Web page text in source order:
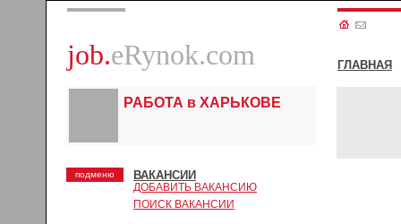
job.eRynok.com ГЛАВНАЯ
РАБОТА в ХАРЬКОВЕ
подменю ВАКАНСИИ
ДОБАВИТЬ ВАКАНСИЮ
ПОИСК ВАКАНСИИ